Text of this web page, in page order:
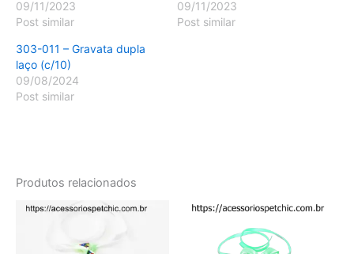
09/11/2023
Post similar
09/11/2023
Post similar
303-011 – Gravata dupla
laço (c/10)
09/08/2024
Post similar
Produtos relacionados